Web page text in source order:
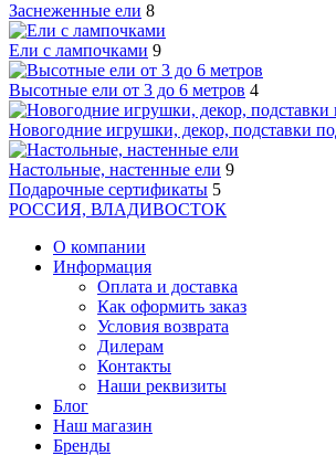
Заснеженные ели 8
Ели с лампочками 9
Высотные ели от 3 до 6 метров 4
Новогодние игрушки, декор, подставки
Настольные, настенные ели 9
Подарочные сертификаты 5
РОССИЯ, ВЛАДИВОСТОК
О компании
Информация
Оплата и доставка
Как оформить заказ
Условия возврата
Дилерам
Контакты
Наши реквизиты
Блог
Наш магазин
Бренды